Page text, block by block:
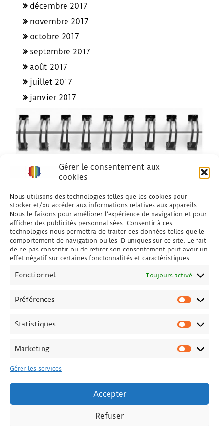
Gérer le consentement aux
cookies
Nous utilisons des technologies telles que les cookies pour
stocker et/ou accéder aux informations relatives aux appareils.
Nous le faisons pour améliorer l’expérience de navigation et pour
afficher des publicités personnalisées. Consentir à ces
technologies nous permettra de traiter des données telles que le
comportement de navigation ou les ID uniques sur ce site. Le fait
de ne pas consentir ou de retirer son consentement peut avoir un
effet négatif sur certaines fonctonnalités et caractéristiques.
Fonctionnel Toujours activé
Préférences
Statistiques
Marketing
Gérer les services
Accepter
Refuser
décembre 2017
novembre 2017
octobre 2017
septembre 2017
août 2017
juillet 2017
janvier 2017